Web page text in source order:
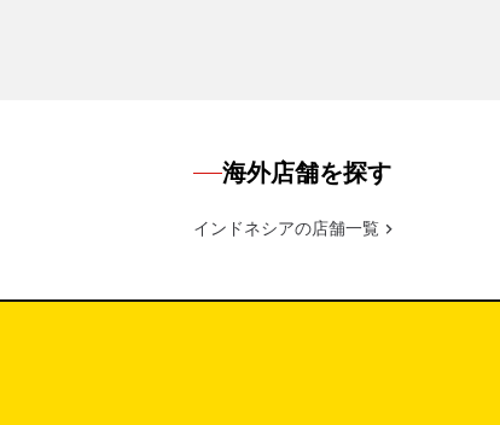
海外店舗を探す
インドネシアの店舗一覧